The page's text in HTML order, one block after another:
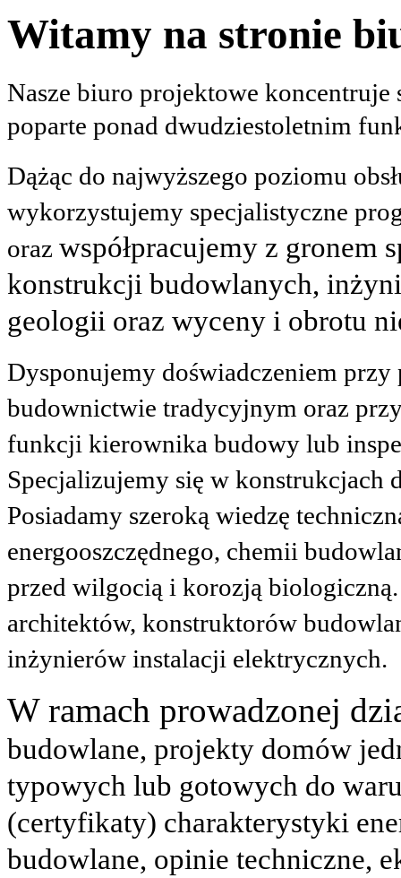
Witamy na stronie
Nasze biuro projektowe koncentruje
poparte ponad dwudziestoletnim
Dążąc do najwyższego poziomu
wykorzystujemy specjalistyczne
oraz współpracujemy z gronem
konstrukcji budowlanych,
geologii oraz wyceny i obrotu
Dysponujemy doświadczeniem
budownictwie tradycyjnym oraz
funkcji kierownika budowy lub
Specjalizujemy się w
Posiadamy szeroką wiedzę
energooszczędnego, chemii
przed wilgocią i korozją
architektów, konstruktorów
inżynierów instalacji elektrycznych.
W ramach prowadzonej
budowlane, projekty domów
typowych lub gotowych do
(certyfikaty) charakterystyki
budowlane, opinie techniczne,